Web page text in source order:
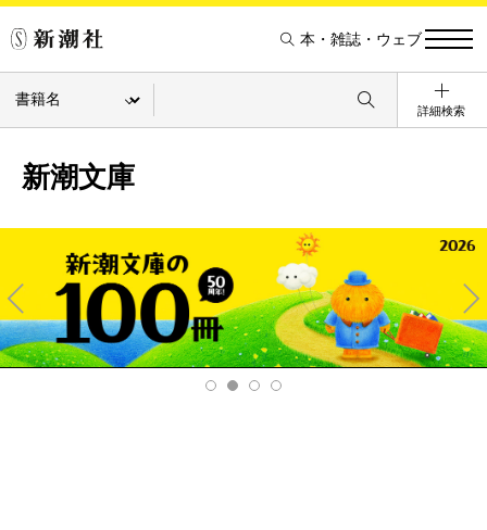
本・雑誌・ウェブ
詳細検索
新潮文庫
Pre
v
Ne
xt